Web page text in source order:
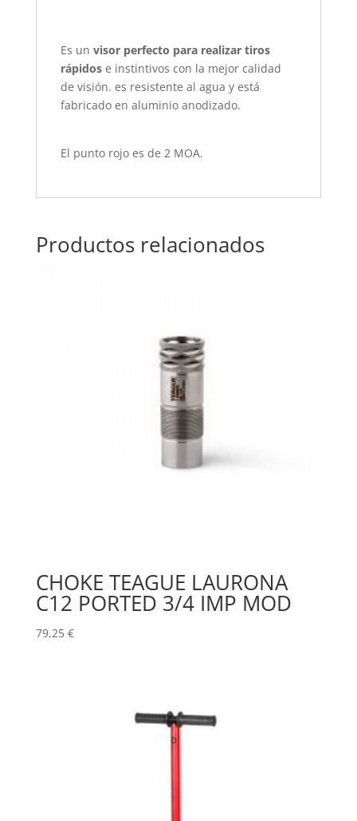
Es un visor perfecto para realizar tiros
rápidose instintivos con la mejor calidad
de visión. es resistente al agua y está
fabricado en aluminio anodizado.
El punto rojo es de 2 MOA.
Productos relacionados
CHOKE TEAGUE LAURONA
C12 PORTED 3/4 IMP MOD
79,25 €